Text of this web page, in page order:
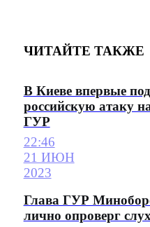
ЧИТАЙТЕ ТАКЖЕ
В Киеве впервые
российскую атаку
ГУР
22:46
21 ИЮН
2023
Глава ГУР
лично опроверг